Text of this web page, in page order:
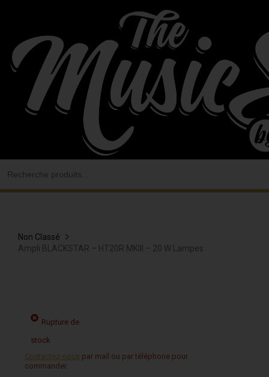
contenu
Non Classé
Ampli BLACKSTAR – HT20R MKIII – 20 W Lampes
Rupture de
stock
Contactez-nous par mail ou par téléphone pour
commander.